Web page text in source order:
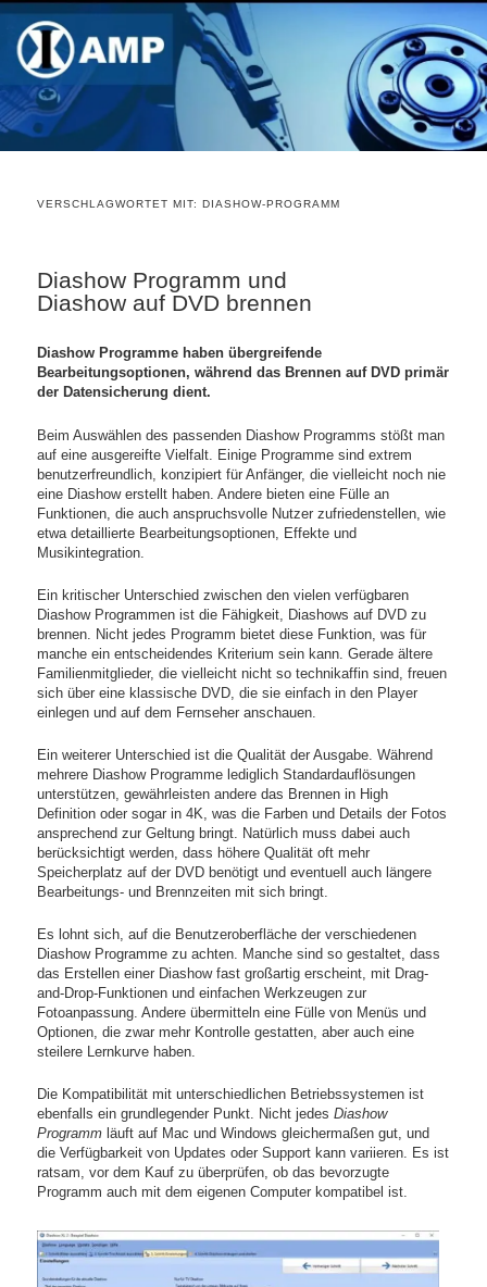
VERSCHLAGWORTET MIT:DIASHOW-PROGRAMM
Diashow Programm und
Diashow auf DVD brennen
Diashow Programme haben übergreifende
Bearbeitungsoptionen, während das Brennen auf DVD primär
der Datensicherung dient.
Beim Auswählen des passenden Diashow Programms stößt man
auf eine ausgereifte Vielfalt. Einige Programme sind extrem
benutzerfreundlich, konzipiert für Anfänger, die vielleicht noch nie
eine Diashow erstellt haben. Andere bieten eine Fülle an
Funktionen, die auch anspruchsvolle Nutzer zufriedenstellen, wie
etwa detaillierte Bearbeitungsoptionen, Effekte und
Musikintegration.
Ein kritischer Unterschied zwischen den vielen verfügbaren
Diashow Programmen ist die Fähigkeit, Diashows auf DVD zu
brennen. Nicht jedes Programm bietet diese Funktion, was für
manche ein entscheidendes Kriterium sein kann. Gerade ältere
Familienmitglieder, die vielleicht nicht so technikaffin sind, freuen
sich über eine klassische DVD, die sie einfach in den Player
einlegen und auf dem Fernseher anschauen.
Ein weiterer Unterschied ist die Qualität der Ausgabe. Während
mehrere Diashow Programme lediglich Standardauflösungen
unterstützen, gewährleisten andere das Brennen in High
Definition oder sogar in 4K, was die Farben und Details der Fotos
ansprechend zur Geltung bringt. Natürlich muss dabei auch
berücksichtigt werden, dass höhere Qualität oft mehr
Speicherplatz auf der DVD benötigt und eventuell auch längere
Bearbeitungs- und Brennzeiten mit sich bringt.
Es lohnt sich, auf die Benutzeroberfläche der verschiedenen
Diashow Programme zu achten. Manche sind so gestaltet, dass
das Erstellen einer Diashow fast großartig erscheint, mit Drag-
and-Drop-Funktionen und einfachen Werkzeugen zur
Fotoanpassung. Andere übermitteln eine Fülle von Menüs und
Optionen, die zwar mehr Kontrolle gestatten, aber auch eine
steilere Lernkurve haben.
Die Kompatibilität mit unterschiedlichen Betriebssystemen ist
ebenfalls ein grundlegender Punkt. Nicht jedesDiashow
Programm läuft auf Mac und Windows gleichermaßen gut, und
die Verfügbarkeit von Updates oder Support kann variieren. Es ist
ratsam, vor dem Kauf zu überprüfen, ob das bevorzugte
Programm auch mit dem eigenen Computer kompatibel ist.